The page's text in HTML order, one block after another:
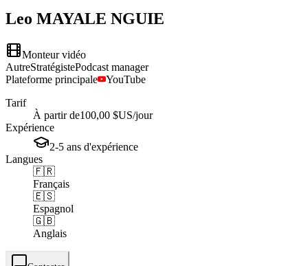
Leo MAYALE NGUIE
Monteur vidéo
AutreStratégistePodcast manager
Plateforme principale
YouTube
Tarif
À partir de100,00 $US/jour
Expérience
2-5 ans d'expérience
Langues
🇫🇷
Français
🇪🇸
Espagnol
🇬🇧
Anglais